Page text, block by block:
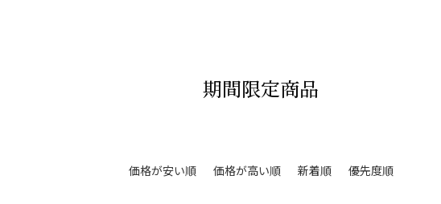
期間限定商品
価格が安い順 価格が高い順 新着順 優先度順